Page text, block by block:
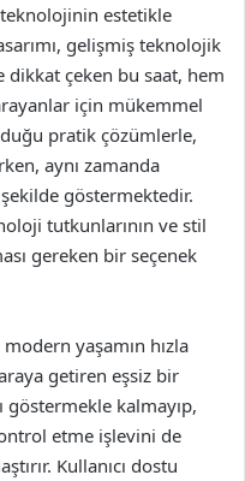
estetikle
gelişmiş teknolojik
dikkat çeken bu saat, hem
için mükemmel
pratik çözümlerle,
aynı zamanda
göstermektedir.
tutkunlarının ve stil
gereken bir seçenek
yaşamın hızla
getiren eşsiz bir
göstermekle kalmayıp,
etme işlevini de
Kullanıcı dostu